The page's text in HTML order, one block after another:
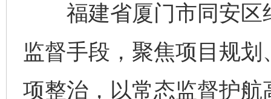
福建省厦门市同安区
监督手段，聚焦项目规
项整治，以常态监督护